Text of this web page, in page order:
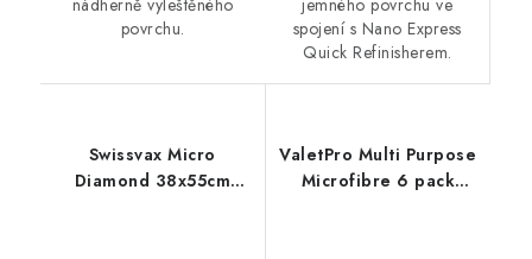
nádherně vyleštěného
povrchu.
spojení s Nano Express
Quick Refinisherem.
Swissvax Micro
Diamond 38x55cm
ValetPro Multi Purpose
Microfibre 6 pack